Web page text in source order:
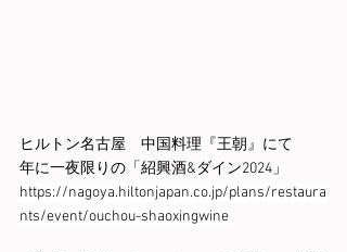
ヒルトン名古屋　中国料理『王朝』にて
年に一夜限りの「紹興酒&ダイン2024」
https://nagoya.hiltonjapan.co.jp/plans/restaura
nts/event/ouchou-shaoxingwine